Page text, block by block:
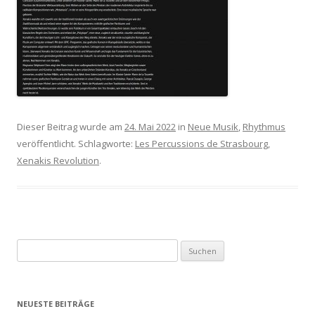
Dieser Beitrag wurde am 24. Mai 2022 in Neue Musik, Rhythmus
veröffentlicht. Schlagworte: Les Percussions de Strasbourg,
Xenakis Revolution.
u
h
NEUESTE BEITRÄGE